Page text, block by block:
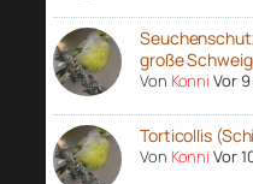
große
Von Konni Vor
Torticollis
Von Konni Vor